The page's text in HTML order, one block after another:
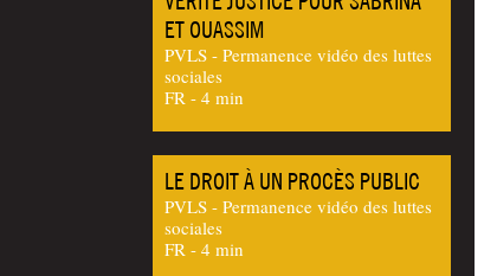
ET OUASSIM
PVLS - Permanence vidéo des luttes
sociales
FR - 4 min
LE DROIT À UN PROCÈS PUBLIC
PVLS - Permanence vidéo des luttes
sociales
FR - 4 min